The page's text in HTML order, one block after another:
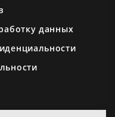
данных